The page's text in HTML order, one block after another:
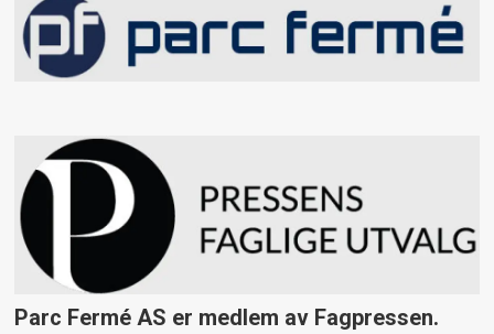
Parc Fermé AS er medlem av Fagpressen.